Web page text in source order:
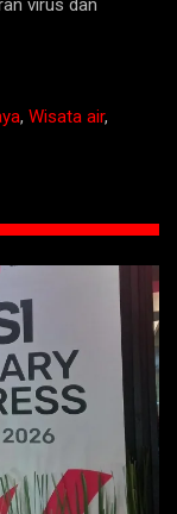
virus dan
, Wisata air,